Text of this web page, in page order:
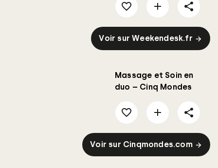
Voir sur Weekendesk.fr
Massage et Soin en
duo – Cinq Mondes
Voir sur Cinqmondes.com